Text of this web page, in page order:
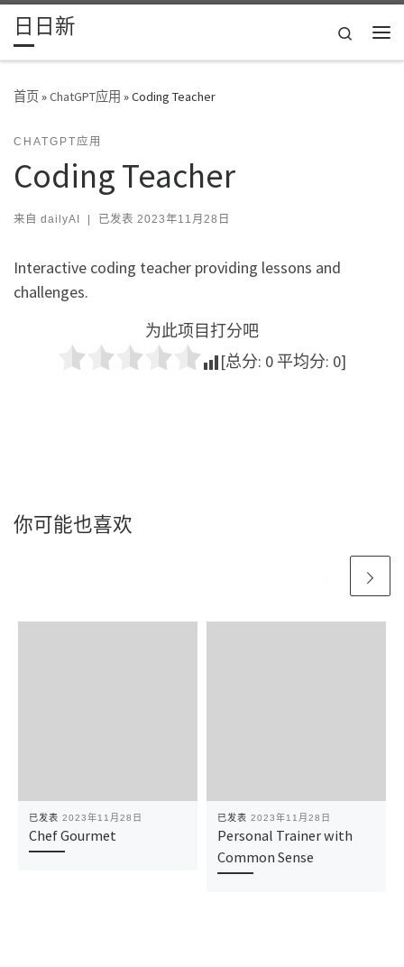
Skip to content
日日新
Search
首页»ChatGPT应用 »Coding Teacher
CHATGPT应用
Coding Teacher
来自 dailyAI | 已发表 2023年11月28日
Interactive coding teacher providing lessons and
challenges.
为此项目打分吧
[总分: 0 平均分: 0]
你可能也喜欢
已发表 2023年11月28日
Chef Gourmet
已发表 2023年11月28日
Personal Trainer with
Common Sense